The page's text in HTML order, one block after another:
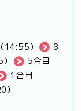
14:55）
8
5合目
1合目